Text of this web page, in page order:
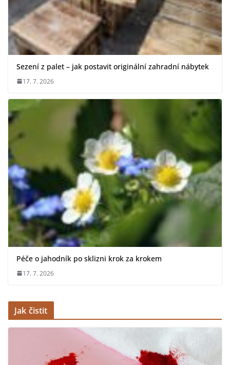
Sezení z palet – jak postavit originální zahradní nábytek
17. 7. 2026
Péče o jahodník po sklizni krok za krokem
17. 7. 2026
Jak čistit